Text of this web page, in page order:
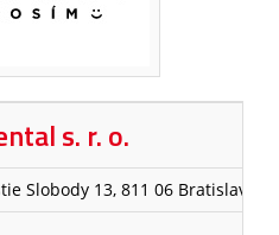
s. r. o.
Slobody 13, 811 06 Bratislava